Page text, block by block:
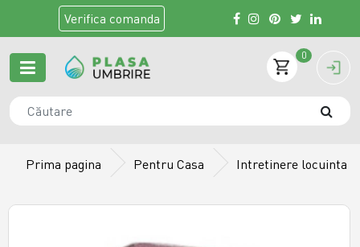
Verifica comanda
0
Prima pagina Pentru Casa Intretinere locuinta